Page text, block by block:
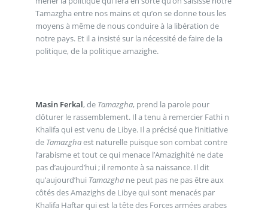
Tamazgha entre nos mains et qu’on se donne tous les
moyens à même de nous conduire à la libération de
notre pays. Et il a insisté sur la nécessité de faire de la
politique, de la politique amazighe.
Masin Ferkal, de Tamazgha, prend la parole pour
clôturer le rassemblement. Il a tenu à remercier Fathi n
Khalifa qui est venu de Libye. Il a précisé que l’initiative
de Tamazghaest naturelle puisque son combat contre
l’arabisme et tout ce qui menace l’Amazighité ne date
pas d’aujourd’hui ; il remonte à sa naissance. Il dit
qu’aujourd’hui Tamazghane peut pas ne pas être aux
côtés des Amazighs de Libye qui sont menacés par
Khalifa Haftar qui est la tête des Forces armées arabes